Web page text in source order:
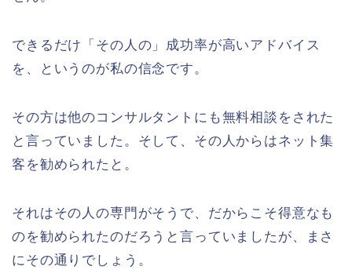
できるだけ「その人の」成功率が高いアドバイス
を、というのが私の信念です。
その方は他のコンサルタントにも無料相談をされた
と言っていました。そして、その人からはネット集
客を勧められたと。
それはその人の専門がそうで、だからこそ得意なも
のを勧められたのだろうと言っていましたが、まさ
にその通りでしょう。